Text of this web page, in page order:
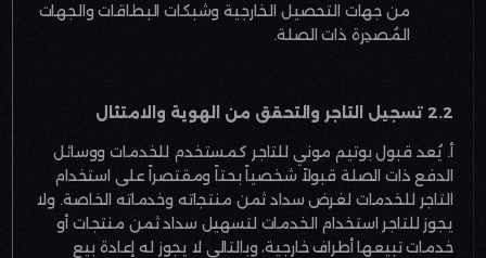
من جهات التحصيل الخارجية وشبكات البطاقات والجهات
المُصدِرة ذات الصلة.
2.2 تسجيل التاجر والتحقق من الهوية والامتثال
أ. يُعد قبول بوتيم موني للتاجر كمستخدم للخدمات ووسائل
الدفع ذات الصلة قبولاً شخصياً بحتاً ومقتصراً على استخدام
التاجر للخدمات لغرض سداد ثمن منتجاته وخدماته الخاصة. ولا
يجوز للتاجر استخدام الخدمات لتسهيل سداد ثمن منتجات أو
خدمات تبيعها أطراف خارجية، وبالتالي لا يجوز له إعادة بيع